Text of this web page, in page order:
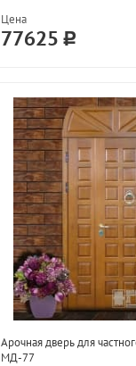
Цена
77625
Арочная дверь для
МД-77